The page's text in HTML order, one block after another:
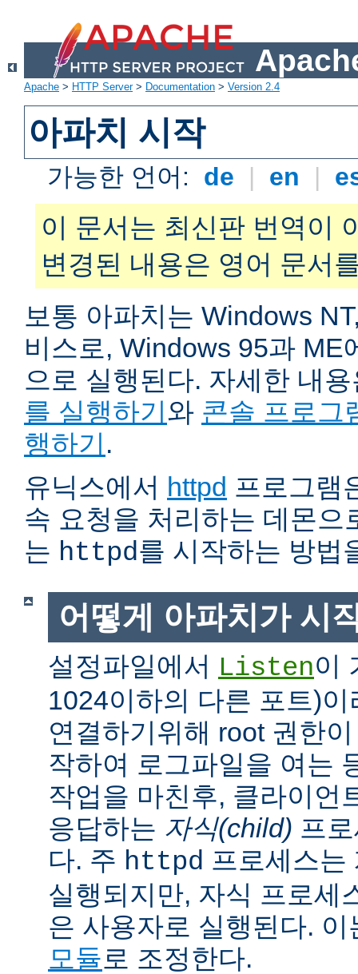
Apache > HTTP Server> Documentation > Version 2.4
아파치 시작
가능한 언어: de | en |
이 문서는 최신판 번역이
변경된 내용은 영어 문서
보통 아파치는 Windows
비스로, Windows 95과 ME
으로 실행된다. 자세한 내
를 실행하기와 콘솔 프로그
행하기 .
유닉스에서 httpd 프로그램
속 요청을 처리하는 데몬으
는 httpd를 시작하는 방법
어떻게 아파치가 시
설정파일에서 Listen이
1024이하의 다른 포트)
연결하기위해 root 권한
작하여 로그파일을 여는
작업을 마친후, 클라이언
응답하는 자식(child) 프
다. 주 httpd 프로세스는
실행되지만, 자식 프로세
은 사용자로 실행된다.
모듈 로 조정한다.